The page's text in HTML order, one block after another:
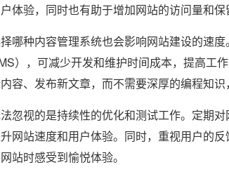
体验，同时也有助于增加网站的访问量和保
哪种内容管理系统也会影响网站建设的速
），可减少开发和维护时间成本，提高工
容、发布新文章，而不需要深厚的编程知识
忽视的是持续性的优化和测试工作。定期
网站速度和用户体验。同时，重视用户的
站时感受到愉悦体验。